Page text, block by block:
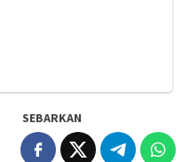
SEBARKAN